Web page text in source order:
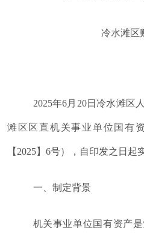
冷水滩区
2025年6月20日冷水滩区
滩区区直机关事业单位国有
【 2025】6号） ， 自印发之日起
一、制定背景
机关事业单位国有资产